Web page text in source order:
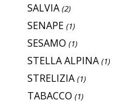
SALVIA (2)
SENAPE (1)
SESAMO (1)
STELLA ALPINA (1)
STRELIZIA (1)
TABACCO (1)